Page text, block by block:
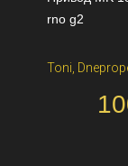
rno g2
Toni,